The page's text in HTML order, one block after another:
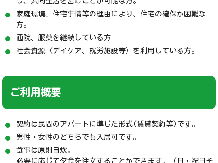
家庭環境、住宅事情等の理由により、住宅の確保が困難な
方。
通院、服薬を継続している方
社会資源（デイケア、就労施設等）を利用している方。
ご利用概要
契約は民間のアパートに準じた形式(賃貸契約等)です。
男性・女性のどちらでも入居可です。
食事は原則自炊。
必要に応じて夕食を注文することができます。（日・祝日そ